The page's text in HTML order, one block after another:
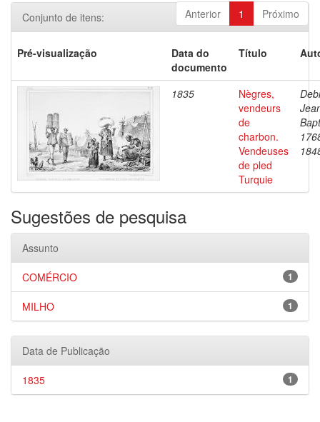
Anterior 1 Próximo
Conjunto de itens:
Pré-visualização
Data do
documento
Título
1835
Nègres,
vendeurs
de
charbon.
Vendeuses
de pled
Turquie
Sugestões de pesquisa
Assunto
1
COMÉRCIO
1
MILHO
Data de Publicação
1
1835